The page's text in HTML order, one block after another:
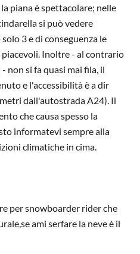
piana è spettacolare; nelle
si può vedere
3 e di conseguenza le
piacevoli. Inoltre - al contrario
non si fa quasi mai fila, il
e l'accessibilità è a dir
dall'autostrada A24). Il
che causa spesso la
informatevi sempre alla
climatiche in cima.
per snowboarder rider che
ami serfare la neve è il